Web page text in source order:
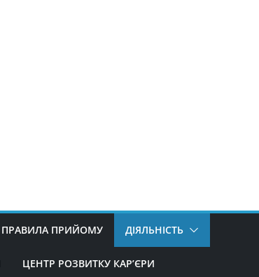
ПРАВИЛА ПРИЙОМУ ДІЯЛЬНІСТЬ
ЦЕНТР РОЗВИТКУ КАР’ЄРИ